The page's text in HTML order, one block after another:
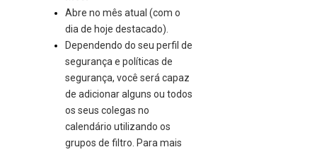
Abre no mês atual (com o
dia de hoje destacado).
Dependendo do seu perfil de
segurança e políticas de
segurança, você será capaz
de adicionar alguns ou todos
os seus colegas no
calendário utilizando os
grupos de filtro. Para mais